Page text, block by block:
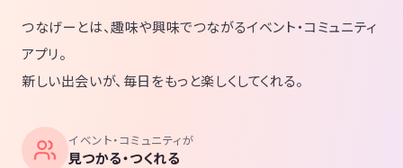
つなげーとは、趣味や興味でつながるイベント・コミュニティ
アプリ。
新しい出会いが、毎日をもっと楽しくしてくれる。
イベント・コミュニティが
見つかる・つくれる